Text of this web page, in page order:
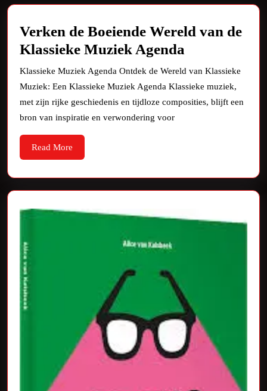
Verken de Boeiende Wereld van de
Klassieke Muziek Agenda
de
Boeiende
Wereld
Muziek
Agenda
Klassieke Muziek Agenda Ontdek de Wereld van Klassieke
Muziek: Een Klassieke Muziek Agenda Klassieke muziek,
met zijn rijke geschiedenis en tijdloze composities, blijft een
bron van inspiratie en verwondering voor
Read More
More